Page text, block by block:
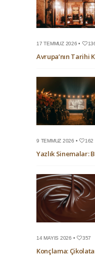
17 TEMMUZ 2026 •
Avrupa’nın Tarihi
9 TEMMUZ 2026 • 162
Yazlık Sinemalar:
14 MAYIS 2026 • 357
Konçlama: